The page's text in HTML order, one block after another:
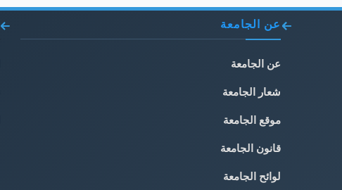
عن الجامعة
عن الجامعة
شعار الجامعة
موقع الجامعة
قانون الجامعة
لوائح الجامعة